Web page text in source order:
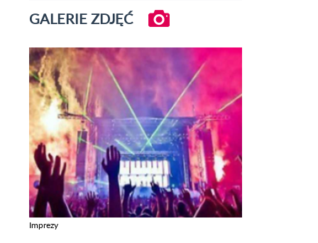
GALERIE ZDJĘĆ
Imprezy